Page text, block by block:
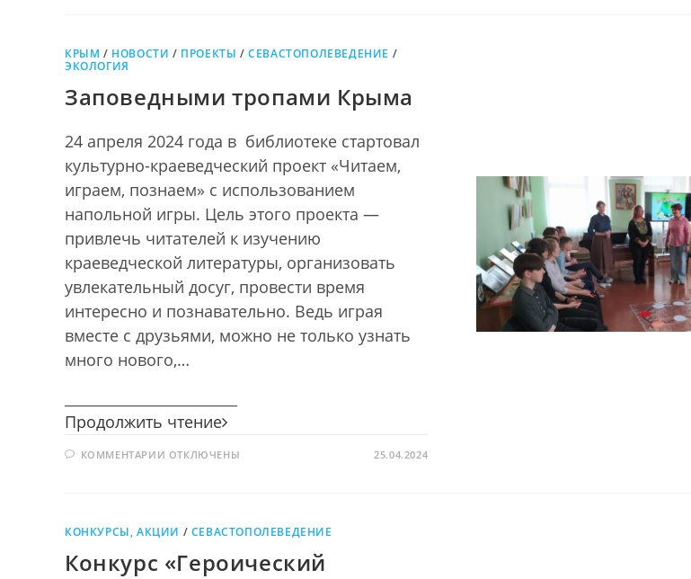
КРЫМ / НОВОСТИ / ПРОЕКТЫ /СЕВАСТОПОЛЕВЕДЕНИЕ /
ЭКОЛОГИЯ
Заповедными тропами Крыма
24 апреля 2024 года в библиотеке стартовал
культурно-краеведческий проект «Читаем,
играем, познаем» с использованием
напольной игры. Цель этого проекта —
привлечь читателей к изучению
краеведческой литературы, организовать
увлекательный досуг, провести время
интересно и познавательно. Ведь играя
вместе с друзьями, можно не только узнать
много нового,…
Продолжить чтение Заповедными
Крыма
КОММЕНТАРИИ КОТКЛЮЧЕНЫ 25.04.2024
КОНКУРСЫ, АКЦИИ / СЕВАСТОПОЛЕВЕДЕНИЕ
Конкурс «Героический